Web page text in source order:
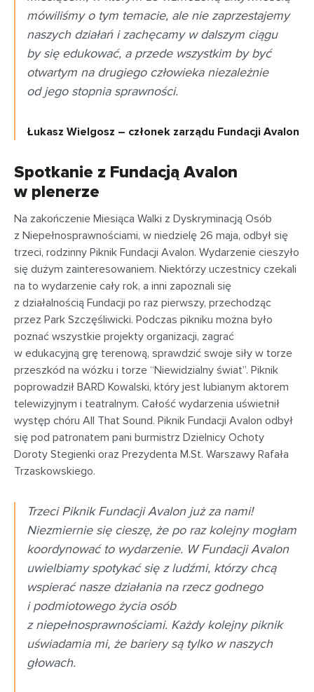
mówiliśmy o tym temacie, ale nie zaprzestajemy
naszych działań i zachęcamy w dalszym ciągu
by się edukować, a przede wszystkim by być
otwartym na drugiego człowieka niezależnie
od jego stopnia sprawności.
Łukasz Wielgosz – członek zarządu Fundacji Avalon
Spotkanie z Fundacją Avalon
w plenerze
Na zakończenie Miesiąca Walki z Dyskryminacją Osób
z Niepełnosprawnościami, w niedzielę 26 maja, odbył się
trzeci, rodzinny Piknik Fundacji Avalon. Wydarzenie cieszyło
się dużym zainteresowaniem. Niektórzy uczestnicy czekali
na to wydarzenie cały rok, a inni zapoznali się
z działalnością Fundacji po raz pierwszy, przechodząc
przez Park Szczęśliwicki. Podczas pikniku można było
poznać wszystkie projekty organizacji, zagrać
w edukacyjną grę terenową, sprawdzić swoje siły w torze
przeszkód na wózku i torze “Niewidzialny świat”. Piknik
poprowadził BARD Kowalski, który jest lubianym aktorem
telewizyjnym i teatralnym. Całość wydarzenia uświetnił
występ chóru All That Sound. Piknik Fundacji Avalon odbył
się pod patronatem pani burmistrz Dzielnicy Ochoty
Doroty Stegienki oraz Prezydenta M.St. Warszawy Rafała
Trzaskowskiego.
Trzeci Piknik Fundacji Avalon już za nami!
Niezmiernie się cieszę, że po raz kolejny mogłam
koordynować to wydarzenie. W Fundacji Avalon
uwielbiamy spotykać się z ludźmi, którzy chcą
wspierać nasze działania na rzecz godnego
i podmiotowego życia osób
z niepełnosprawnościami. Każdy kolejny piknik
uświadamia mi, że bariery są tylko w naszych
głowach.